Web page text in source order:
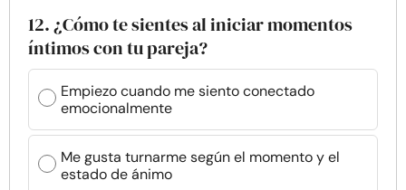
12. ¿Cómo te sientes al iniciar momentos
íntimos con tu pareja?
Empiezo cuando me siento conectado
emocionalmente
Me gusta turnarme según el momento y el
estado de ánimo